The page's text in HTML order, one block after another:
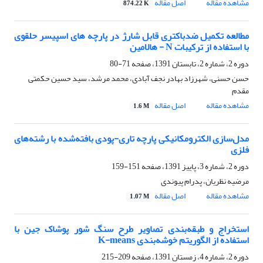
874.22 K
مطالعه تکمیل ضدباکتری قابل شارژ در پارچه های اسپیسر حلقوی
با استفاده از ترکیبات N - هالامین
دوره 2، شماره 2، تابستان 1391، صفحه
71-80
حسن حسنی، شهرزاد بهادر نجف آبادی، محمد مرشد، سید حسین حکمتی
مقدم
مشاهده مقاله
اصل مقاله 1.6 M
مدل‌سازی الکترومکانیکی پارچه تاری-پودی بافته‌شده با رشته‌های
فلزی
دوره 2، شماره 3، پاییز 1391، صفحه
151-159
مرضیه نظریان، پدرام پیوندی
مشاهده مقاله
اصل مقاله 1.07 M
استخراج و طبقه‌بندی تصاویر طرح سنگ شور پوشاک جین با
استفاده از الگوریتم خوشه‌بندی K-means
دوره 2، شماره 4، زمستان 1391، صفحه 209-215